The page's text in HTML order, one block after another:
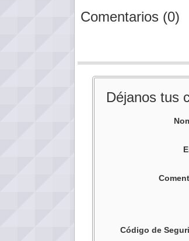
Comentarios (0)
Déjanos tus
Código de